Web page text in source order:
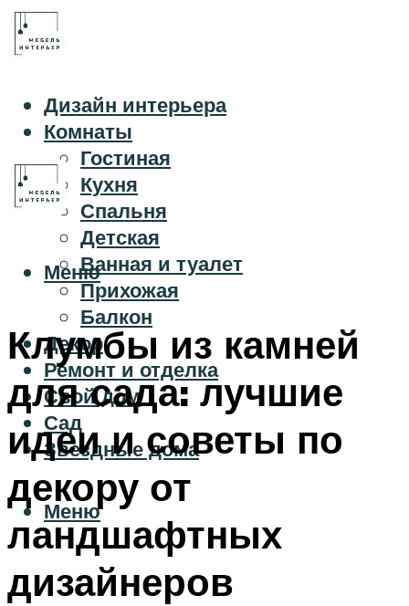
Дизайн интерьера
Комнаты
Гостиная
Кухня
Спальня
Детская
Ванная и туалет
Прихожая
Балкон
Декор
Ремонт и отделка
Свой дом
Сад
Звездные дома
Меню
Меню
Клумбы из камней
для сада: лучшие
идеи и советы по
декору от
ландшафтных
дизайнеров